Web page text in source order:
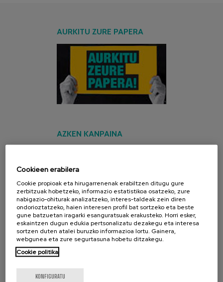
AURKITU ZURE PAPERA
AZKEN KANPAINA
Cookieen erabilera
Cookie propioak eta hirugarrenenak erabiltzen ditugu gure
zerbitzuak hobetzeko, informazio estatistikoa osatzeko, zure
nabigazio-ohiturak analizatzeko, interes-taldeak zein diren
ondorioztatzeko, haien interesen profil bat sortzeko eta beste
gune batzuetan iragarki esanguratsuak erakusteko. Horri esker,
eskaintzen dugun edukia pertsonalizatu dezakegu eta interesa
sortzen duten atalei buruzko informazioa lortu. Gainera,
webgunea eta zure segurtasuna hobetu ditzakegu.
Cookie politika
KONFIGURATU